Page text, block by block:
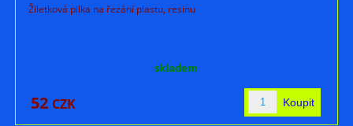
Žiletková pilka na řezání plastu, resinu
skladem
52 CZK